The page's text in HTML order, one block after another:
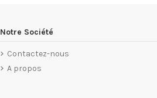
Notre Société
Contactez-nous
A propos